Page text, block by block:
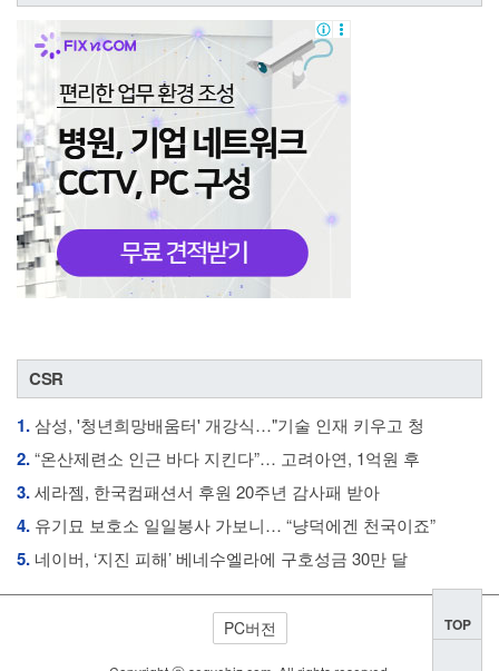
CSR
1.삼성, '청년희망배움터' 개강식…"기술 인재 키우고 청
2.“온산제련소 인근 바다 지킨다”… 고려아연, 1억원 후
3.세라젬, 한국컴패션서 후원 20주년 감사패 받아
4. 유기묘 보호소 일일봉사 가보니… “냥덕에겐 천국이죠”
5. 네이버, ‘지진 피해’ 베네수엘라에 구호성금 30만 달
PC버전 TOP